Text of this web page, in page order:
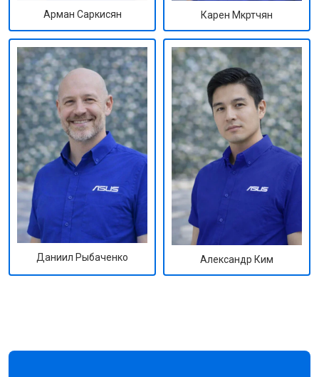
Арман Саркисян Карен Мкртчян
Даниил Рыбаченко Александр Ким